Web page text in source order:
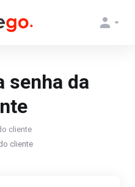
senha da
cliente
cliente